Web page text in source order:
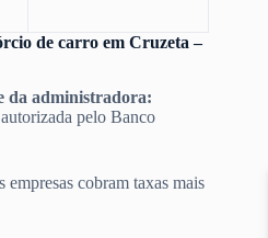
de carro em Cruzeta –
da administradora:
pelo Banco
empresas cobram taxas mais